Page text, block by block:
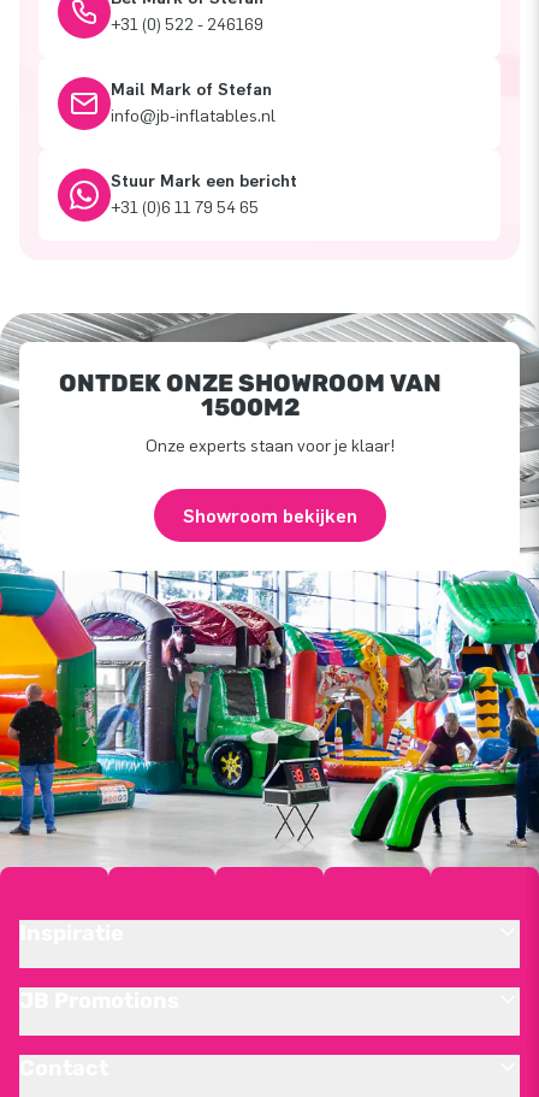
+31 (0) 522 - 246169
Mail Mark of Stefan
info@jb-inflatables.nl
Stuur Mark een bericht
+31 (0)6 11 79 54 65
ONTDEK ONZE SHOWROOM VAN
1500M2
Onze experts staan voor je klaar!
Showroom bekijken